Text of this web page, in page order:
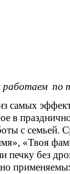
по
самых
в
с семьей.
«Твоя
без